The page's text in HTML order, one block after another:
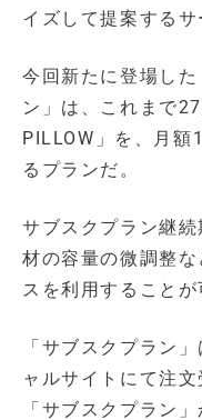
イズして提案するサ
今回新たに登場し
ン」は、これまで
PILLOW」を、月額
るプランだ。
サブスクプラン継
材の容量の微調整
スを利用することが
「サブスクプラン
ャルサイトにて注
「サブスクプラン